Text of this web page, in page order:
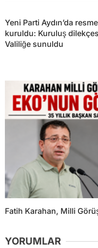
Yeni Parti Aydın’da
kuruldu: Kuruluş
Valiliğe sunuldu
Fatih Karahan, Milli
YORUMLAR